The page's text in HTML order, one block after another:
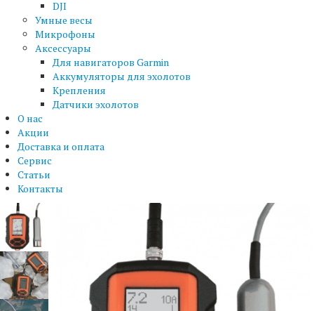
DJI
Умные весы
Микрофоны
Аксессуары
Для навигаторов Garmin
Аккумуляторы для эхолотов
Крепления
Датчики эхолотов
О нас
Акции
Доставка и оплата
Сервис
Статьи
Контакты